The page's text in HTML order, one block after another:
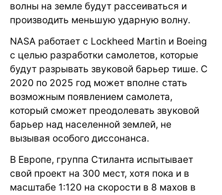
волны на земле будут рассеиваться и
производить меньшую ударную волну.
NASA работает с Lockheed Martin и Boeing
с целью разработки самолетов, которые
будут разрывать звуковой барьер тише. С
2020 по 2025 год может вполне стать
возможным появлением самолета,
который сможет преодолевать звуковой
барьер над населенной землей, не
вызывая особого диссонанса.
В Европе, группа Стиланта испытывает
свой проект на 300 мест, хотя пока и в
масштабе 1:120 на скорости в 8 махов в